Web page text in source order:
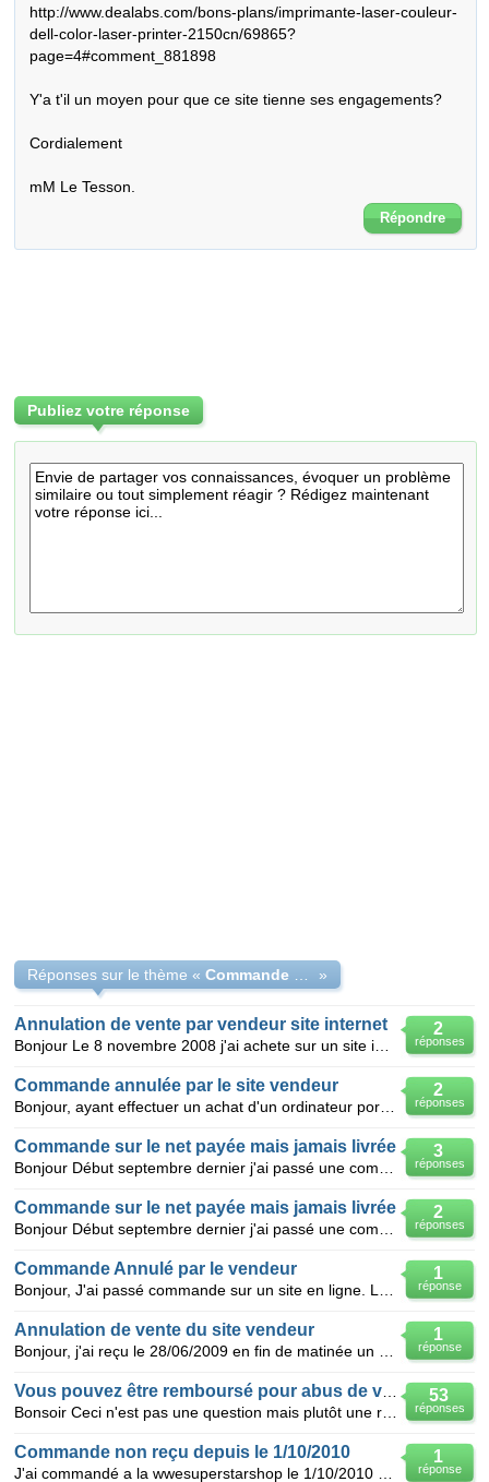
http://www.dealabs.com/bons-plans/imprimante-laser-couleur-
dell-color-laser-printer-2150cn/69865?
page=4#comment_881898
Y'a t'il un moyen pour que ce site tienne ses engagements?
Cordialement
mM Le Tesson.
Répondre
Publiez votre réponse
Réponses sur le thème « »
2
réponses
Annulation de vente par vendeur site internet
2
réponses
Commande annulée par le site vendeur
3
réponses
Commande sur le net payée mais jamais livrée
2
réponses
Commande sur le net payée mais jamais livrée
1
réponse
Commande Annulé par le vendeur
1
réponse
Annulation de vente du site vendeur
53
réponses
1
réponse
Commande non reçu depuis le 1/10/2010